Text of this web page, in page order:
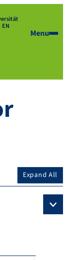
Menu
Expand All